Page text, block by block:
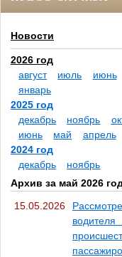
Новости
2026 год
август
июль июнь
январь
2025 год
декабрь
ноябрь
июнь
май апрель
2024 год
декабрь
ноябрь
Архив за май 2026
15.05.2026
водителя